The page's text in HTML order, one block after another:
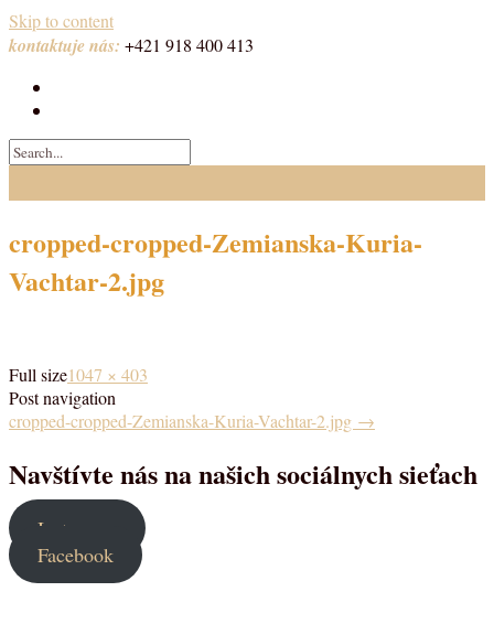
Skip to content
kontaktuje nás: +421 918 400 413
cropped-cropped-Zemianska-Kuria-
Vachtar-2.jpg
Full size1047 × 403
Post navigation
cropped-cropped-Zemianska-Kuria-Vachtar-2.jpg →
Navštívte nás na našich sociálnych sieťach
Instagram
Facebook